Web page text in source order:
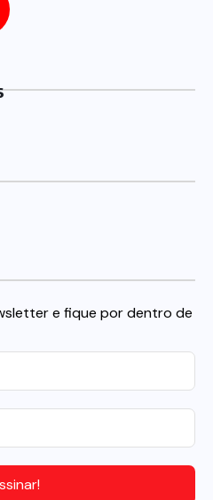
e fique por dentro de